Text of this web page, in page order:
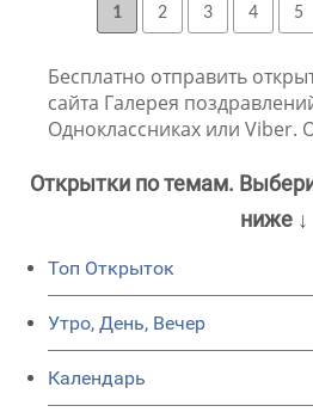
1 2 3 4 5
Бесплатно отправить
сайта Галерея
Одноклассниках или Viber.
Открытки по темам.
ниже ↓
Топ Открыток
Утро, День, Вечер
Календарь